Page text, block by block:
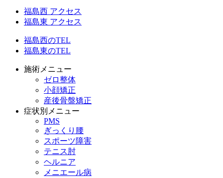
福島西 アクセス
福島東 アクセス
福島西のTEL
福島東のTEL
施術メニュー
ゼロ整体
小顔矯正
産後骨盤矯正
症状別メニュー
PMS
ぎっくり腰
スポーツ障害
テニス肘
ヘルニア
メニエール病